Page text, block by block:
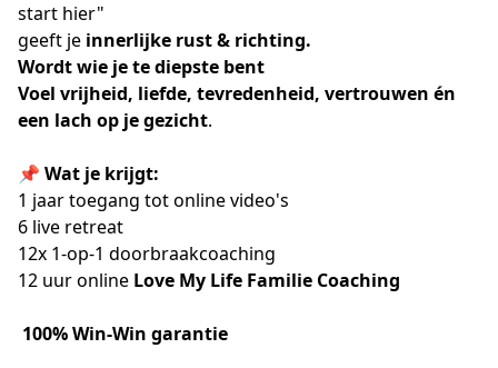
start hier"
geeft je innerlijke rust & richting.
Wordt wie je te diepste bent
Voel vrijheid, liefde, tevredenheid, vertrouwen én
een lach op je gezicht.
📌 Wat je krijgt:
1 jaar toegang tot online video's
6 live retreat
12x 1-op-1 doorbraakcoaching
12 uur online Love My Life Familie Coaching
100% Win-Win garantie